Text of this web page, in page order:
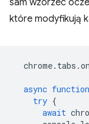
sam wzorzec
które modyfikują
chrome. tabs .
async function
try {
await